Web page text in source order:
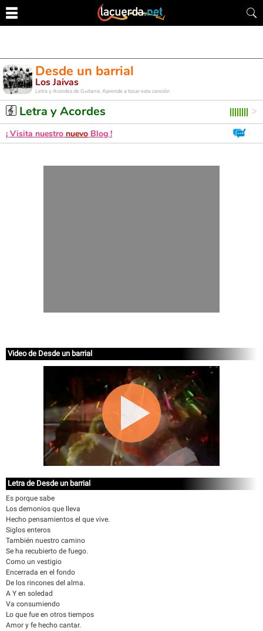
Desde un barrial
Los Jaivas
Letra y Acordes de Guitarra. Aprende a tocar esta canción
Letra y Acordes
¡ Visita nuestro nuevo Blog !
Video de Desde un barrial
Letra de Desde un barrial
Es porque sabe
Los demonios que lleva
Hecho pensamientos el que vive.
Siglos enteros
También nuestro camino
Se ha recubierto de fuego.
Como un vestigio
Encerrada en el fondo
De los rincones del alma.
A Y en soledad
Va consumiendo
Lo que fue en otros tiempos
Amor y fe hecho cantar.